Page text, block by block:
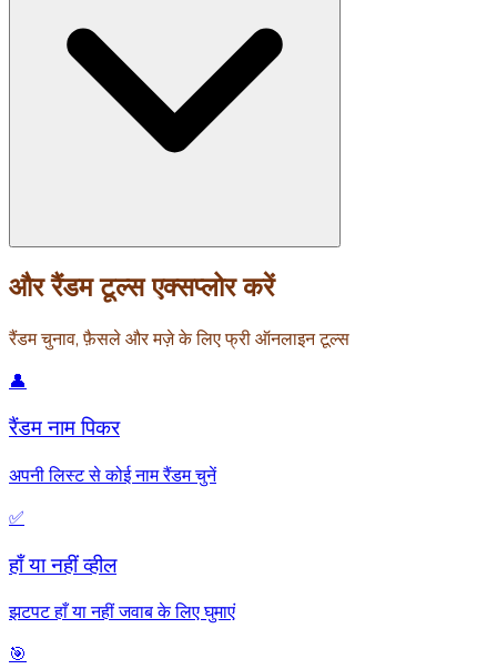
और रैंडम टूल्स एक्सप्लोर करें
रैंडम चुनाव, फ़ैसले और मज़े के लिए फ्री ऑनलाइन टूल्स
👤
रैंडम नाम पिकर
अपनी लिस्ट से कोई नाम रैंडम चुनें
✅
हाँ या नहीं व्हील
झटपट हाँ या नहीं जवाब के लिए घुमाएं
🎯